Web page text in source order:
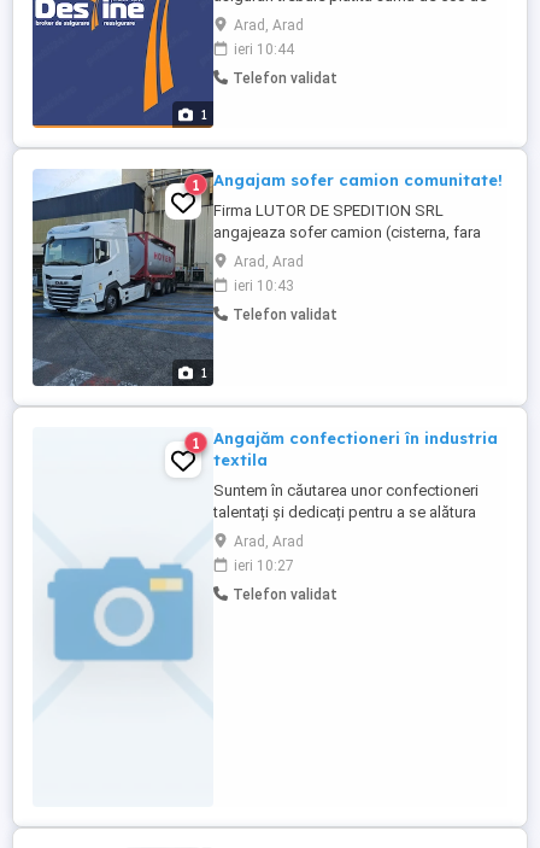
1
lei, licentă valabilă 3 ani de zile. (denumit
ATESTAT ISF ASISTENT ÎN BROKERAJ)
Recomandarea mea înainte de a începe
acest drum este să te informezi în grupul
Arad, Arad
ieri 10:44
Telefon validat
1
1 Angajam sofer camion comunitate!
Firma LUTOR DE SPEDITION SRL
angajeaza sofer camion (cisterna, fara
ADR). Oferim: - salar pe tara plus diurna
(3000-3100 EUR net) - bonus la km -
camion Euro 6 Se face training timp de o
saptamana cu instructorul firmei
Arad, Arad
ieri 10:43
Telefon validat
1
Angajăm confectioneri în industria
textila
Suntem în căutarea unor confectioneri
talentați și dedicați pentru a se alătura
echipei noastre din industria textilă.
Responsabilitățile principale includ
tăierea, asamblarea și finisarea
produselor textile conform specificațiilor
Arad, Arad
ieri 10:27
Telefon validat